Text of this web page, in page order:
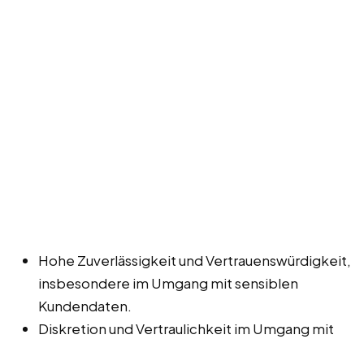
Hohe Zuverlässigkeit und Vertrauenswürdigkeit,
insbesondere im Umgang mit sensiblen
Kundendaten.
Diskretion und Vertraulichkeit im Umgang mit